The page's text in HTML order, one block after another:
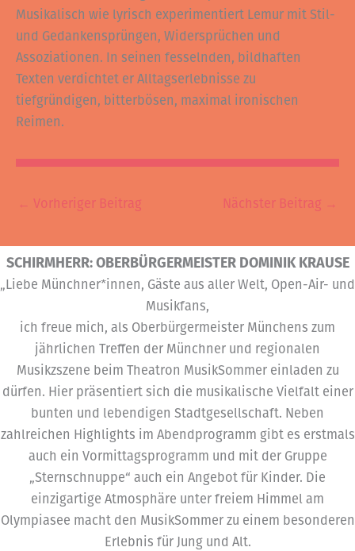
Musikalisch wie lyrisch experimentiert Lemur mit Stil-
und Gedankensprüngen, Widersprüchen und
Assoziationen. In seinen fesselnden, bildhaften
Texten verdichtet er Alltagserlebnisse zu
tiefgründigen, bitterbösen, maximal ironischen
Reimen.
← Vorheriger Beitrag Nächster Beitrag →
SCHIRMHERR: OBERBÜRGERMEISTER DOMINIK KRAUSE
„Liebe Münchner*innen, Gäste aus aller Welt, Open-Air- und
Musikfans,
ich freue mich, als Oberbürgermeister Münchens zum
jährlichen Treffen der Münchner und regionalen
Musikzszene beim Theatron MusikSommer einladen zu
dürfen. Hier präsentiert sich die musikalische Vielfalt einer
bunten und lebendigen Stadtgesellschaft. Neben
zahlreichen Highlights im Abendprogramm gibt es erstmals
auch ein Vormittagsprogramm und mit der Gruppe
„Sternschnuppe“ auch ein Angebot für Kinder. Die
einzigartige Atmosphäre unter freiem Himmel am
Olympiasee macht den MusikSommer zu einem besonderen
Erlebnis für Jung und Alt.